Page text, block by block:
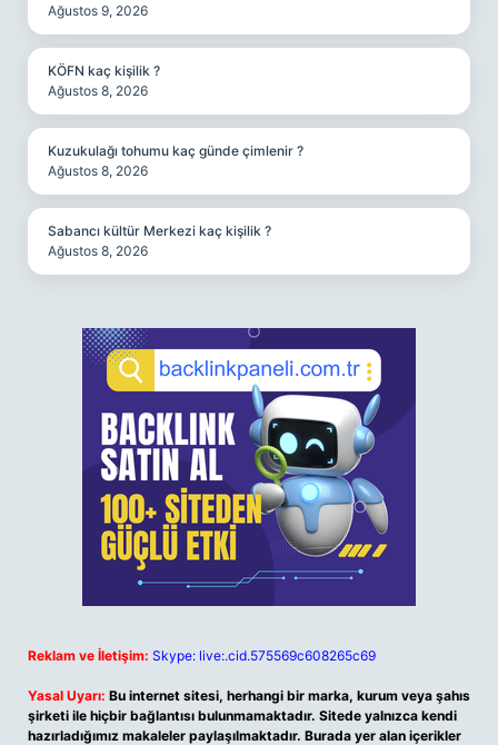
Ağustos 9, 2026
KÖFN kaç kişilik ?
Ağustos 8, 2026
Kuzukulağı tohumu kaç günde çimlenir ?
Ağustos 8, 2026
Sabancı kültür Merkezi kaç kişilik ?
Ağustos 8, 2026
Reklam ve İletişim: Skype: live:.cid.575569c608265c69
Yasal Uyarı: Bu internet sitesi, herhangi bir marka, kurum veya şahıs
şirketi ile hiçbir bağlantısı bulunmamaktadır. Sitede yalnızca kendi
hazırladığımız makaleler paylaşılmaktadır. Burada yer alan içerikler